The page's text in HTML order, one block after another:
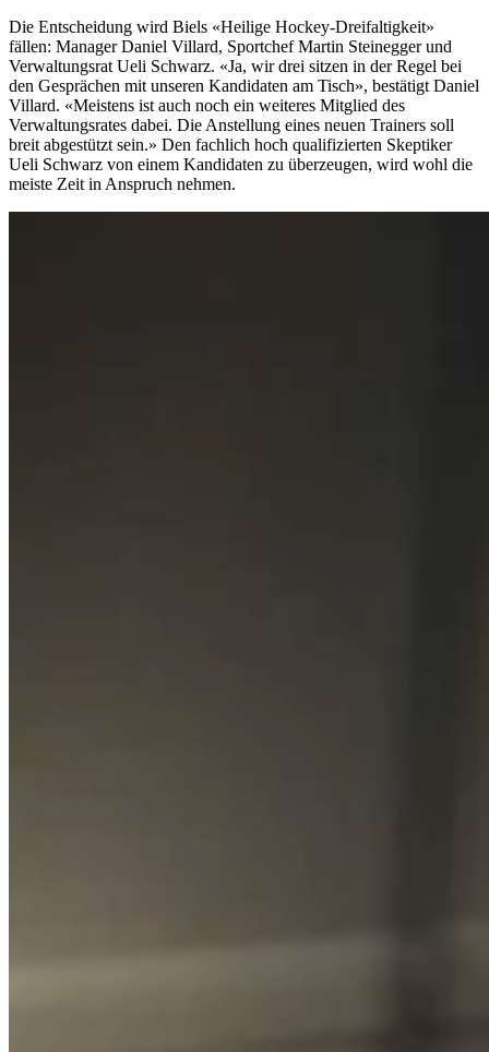
Die Entscheidung wird Biels «Heilige Hockey-Dreifaltigkeit»
fällen: Manager Daniel Villard, Sportchef Martin Steinegger und
Verwaltungsrat Ueli Schwarz. «Ja, wir drei sitzen in der Regel bei
den Gesprächen mit unseren Kandidaten am Tisch», bestätigt Daniel
Villard. «Meistens ist auch noch ein weiteres Mitglied des
Verwaltungsrates dabei. Die Anstellung eines neuen Trainers soll
breit abgestützt sein.» Den fachlich hoch qualifizierten Skeptiker
Ueli Schwarz von einem Kandidaten zu überzeugen, wird wohl die
meiste Zeit in Anspruch nehmen.